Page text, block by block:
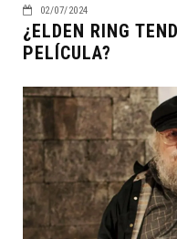
02/07/2024
¿ELDEN RING
PELÍCULA?